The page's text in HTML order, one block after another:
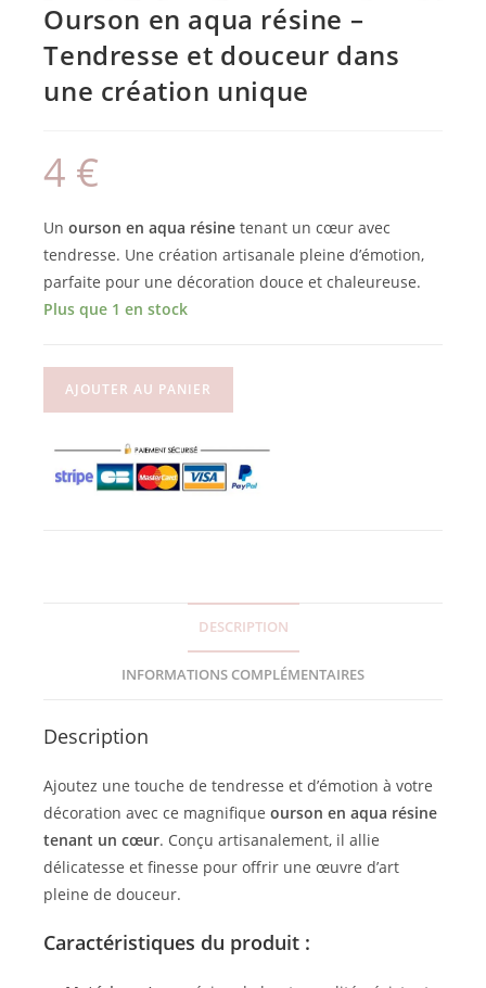
Ourson en aqua résine –
Tendresse et douceur dans
une création unique
4 €
Unourson en aqua résine tenant un cœur avec
tendresse. Une création artisanale pleine d’émotion,
parfaite pour une décoration douce et chaleureuse.
Plus que 1 en stock
AJOUTER AU PANIER
DESCRIPTION
INFORMATIONS COMPLÉMENTAIRES
Description
Ajoutez une touche de tendresse et d’émotion à votre
décoration avec ce magnifiqueourson en aqua résine
tenant un cœur. Conçu artisanalement, il allie
délicatesse et finesse pour offrir une œuvre d’art
pleine de douceur.
Caractéristiques du produit :